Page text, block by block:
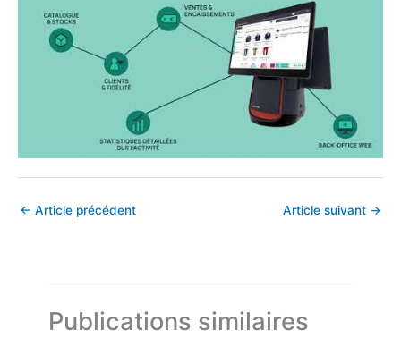
← Article précédent Article suivant →
Publications similaires